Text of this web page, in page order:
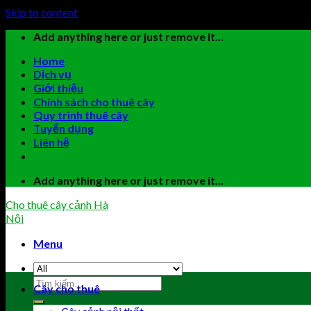
Skip to content
Add anything here or just remove it...
Home
Dịch vụ
Giới thiệu
Chính sách cho thuê cây
Quy trình thuê cây
Tuyển dụng
Liên hệ
Add anything here or just remove it...
Cho thuê cây cảnh Hà
Nội
Menu
Cây cho thuê